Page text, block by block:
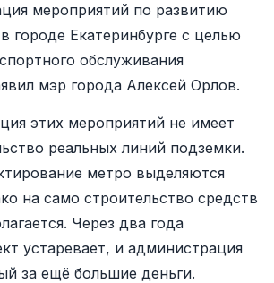
мероприятий по развитию
городе Екатеринбурге с целью
обслуживания
мэр города Алексей Орлов.
этих мероприятий не имеет
реальных линий подземки.
метро выделяются
на само строительство средств
Через два года
устаревает, и администрация
за ещё большие деньги.